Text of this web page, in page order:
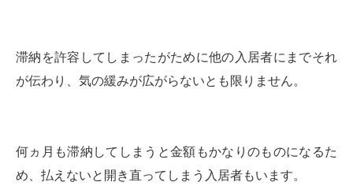
滞納を許容してしまったがために他の入居者にまでそれ
が伝わり、気の緩みが広がらないとも限りません。
何ヵ月も滞納してしまうと金額もかなりのものになるた
め、払えないと開き直ってしまう入居者もいます。